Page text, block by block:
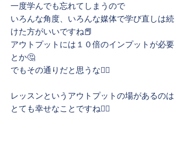
一度学んでも忘れてしまうので
いろんな角度、いろんな媒体で学び直しは続
けた方がいいですね📕
アウトプットには１０倍のインプットが必要
とか🤔
でもその通りだと思うな👍🏻
レッスンというアウトプットの場があるのは
とても幸せなことですね🙆‍♀️